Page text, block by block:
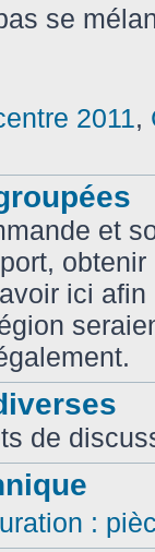
se
2011,
et
ici
de
: